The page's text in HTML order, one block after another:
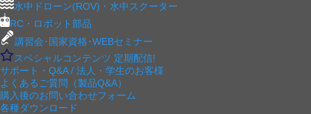
水中ドローン(ROV)・水中スクーター
RC・ロボット部品
講習会･国家資格･WEBセミナー
スペシャルコンテンツ 定期配信!
サポート・Q&A / 法人・学生のお客様
よくあるご質問（製品Q&A）
購入後のお問い合わせフォーム
各種ダウンロード